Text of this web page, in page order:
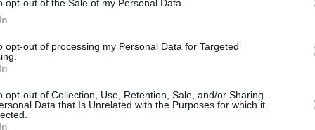
opt-out of the Sale of my Personal Data.
opt-out of processing my Personal Data for Targeted
opt-out of Collection, Use, Retention, Sale, and/or Sharing
Data that Is Unrelated with the Purposes for which it
medici di origine straniera in Italia
arabo in Italia (Comai), lancia
– i giovani stranieri intenzionati a
a passare i test d’ingresso italiani: